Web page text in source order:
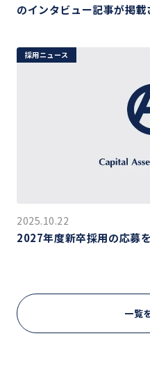
のインタビュー記事が掲載
採用ニュース
2025.10.22
2027年度新卒採用の応募
一覧